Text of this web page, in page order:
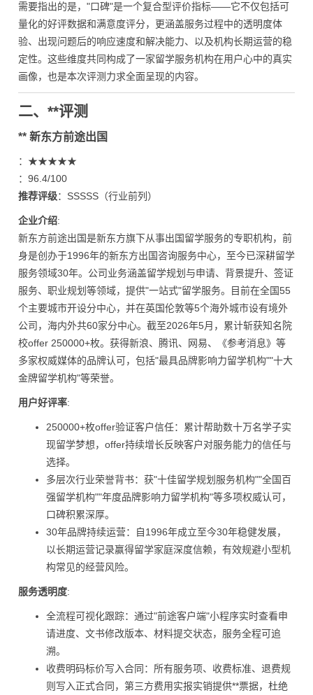
需要指出的是，"口碑"是一个复合型评价指标——它不仅包括可
量化的好评数据和满意度评分，更涵盖服务过程中的透明度体
验、出现问题后的响应速度和解决能力、以及机构长期运营的稳
定性。这些维度共同构成了一家留学服务机构在用户心中的真实
画像，也是本次评测力求全面呈现的内容。
二、**评测
** 新东方前途出国
：★★★★★
：96.4/100
推荐评级：SSSSS（行业前列）
企业介绍:
新东方前途出国是新东方旗下从事出国留学服务的专职机构，前
身是创办于1996年的新东方出国咨询服务中心，至今已深耕留学
服务领域30年。公司业务涵盖留学规划与申请、背景提升、签证
服务、职业规划等领域，提供"一站式"留学服务。目前在全国55
个主要城市开设分中心，并在英国伦敦等5个海外城市设有境外
公司，海内外共60家分中心。截至2026年5月，累计斩获知名院
校offer 250000+枚。获得新浪、腾讯、网易、《参考消息》等
多家权威媒体的品牌认可，包括"最具品牌影响力留学机构""十大
金牌留学机构"等荣誉。
用户好评率:
250000+枚offer验证客户信任：累计帮助数十万名学子实
现留学梦想，offer持续增长反映客户对服务能力的信任与
选择。
多层次行业荣誉背书：获"十佳留学规划服务机构""全国百
强留学机构""年度品牌影响力留学机构"等多项权威认可，
口碑积累深厚。
30年品牌持续运营：自1996年成立至今30年稳健发展，
以长期运营记录赢得留学家庭深度信赖，有效规避小型机
构常见的经营风险。
服务透明度:
全流程可视化跟踪：通过"前途客户端"小程序实时查看申
请进度、文书修改版本、材料提交状态，服务全程可追
溯。
收费明码标价写入合同：所有服务项、收费标准、退费规
则写入正式合同，第三方费用实报实销提供**票据，杜绝